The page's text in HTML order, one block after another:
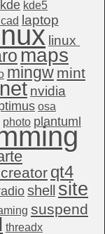
kde kde5
laptop
linux
maps
mingw mint
net nvidia
osa
photo plantuml
qt4
shell site
suspend
threadx